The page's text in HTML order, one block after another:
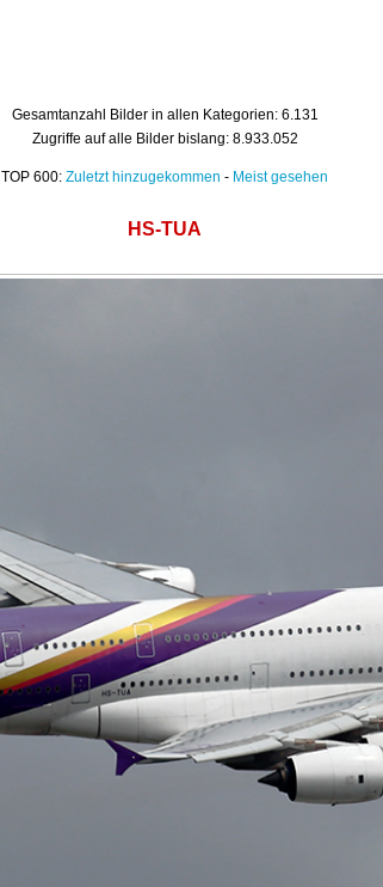
Gesamtanzahl Bilder in allen Kategorien: 6.131
Zugriffe auf alle Bilder bislang: 8.933.052
TOP 600:Zuletzt hinzugekommen - Meist gesehen
HS-TUA